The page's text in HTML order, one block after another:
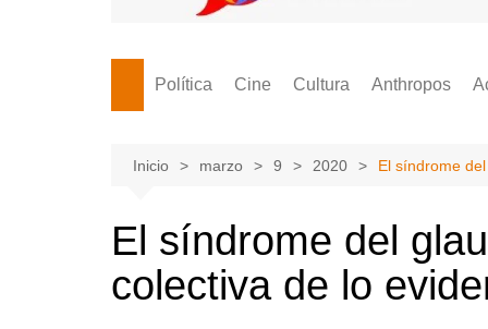
Política
Cabos Sueltos
Disruptor
Espacio Ciudadano
Cine
FILMOGRAFÍAS
Cultura
Crónica
Libros
Valor Público
Anthropos
Estadística
Hemeródromo
Inicio marzo 9 2020 El síndrome
El síndrome del
colectiva de lo